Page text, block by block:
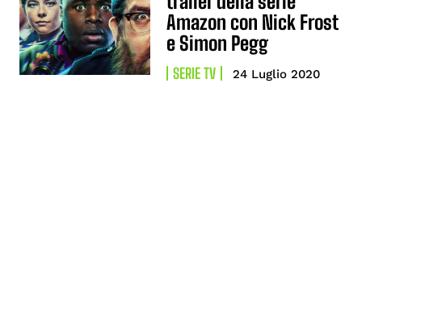
Amazon con Nick Frost
e Simon Pegg
SERIE TV 24 Luglio 2020